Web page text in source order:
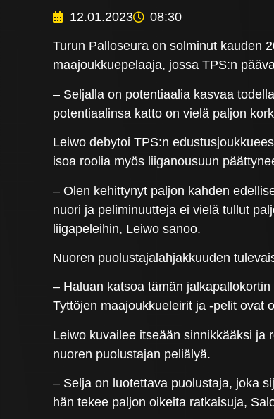
12.01.2023 08:30
Turun Palloseura on solminut kauden
maajoukkuepelaaja, jossa TPS:n
– Seljalla on potentiaalia kasvaa
potentiaalinsa katto on vielä paljon
Leiwo debytoi TPS:n
isoa roolia myös liiganousuun
– Olen kehittynyt paljon kahden
nuori ja peliminuutteja ei vielä tullut
liigapeleihin, Leiwo sanoo.
Nuoren puolustajalahjakkuuden
– Haluan katsoa tämän
Tyttöjen maajoukkueleirit ja -pelit ovat
Leiwo kuvailee itseään sinnikkääksi ja
nuoren puolustajan peliälyä.
– Selja on luotettava puolustaja, joka
hän tekee paljon oikeita ratkaisuja,